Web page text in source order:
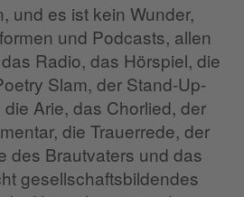
und es ist kein Wunder,
und Podcasts, allen
Radio, das Hörspiel, die
Slam, der Stand-Up-
Arie, das Chorlied, der
die Trauerrede, der
des Brautvaters und das
gesellschaftsbildendes